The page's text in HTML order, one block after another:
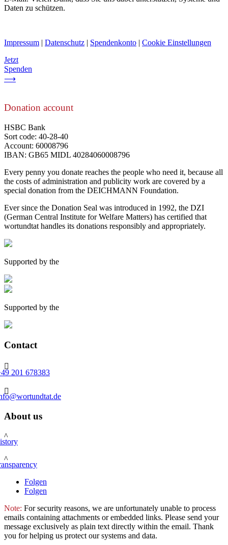
Daten zu schützen.
Impressum | Datenschutz | Spendenkonto | Cookie Einstellungen
Jetzt
Spenden
⟶
Donation account
HSBC Bank
Sort code: 40-28-40
Account: 60008796
IBAN: GB65 MIDL 40284060008796
Every penny you donate reaches the people who need it, because all
the costs of administration and publicity work are covered by a
special donation from the DEICHMANN Foundation.
Ever since the Donation Seal was introduced in 1992, the DZI
(German Central Institute for Welfare Matters) has certified that
wortundtat handles its donations responsibly and appropriately.
Supported by the
Supported by the
Contact

201 678383

About us
^
^
Folgen
Folgen
Note: For security reasons, we are unfortunately unable to process
emails containing attachments or embedded links. Please send your
message exclusively as plain text directly within the email. Thank
you for helping us protect our systems and data.